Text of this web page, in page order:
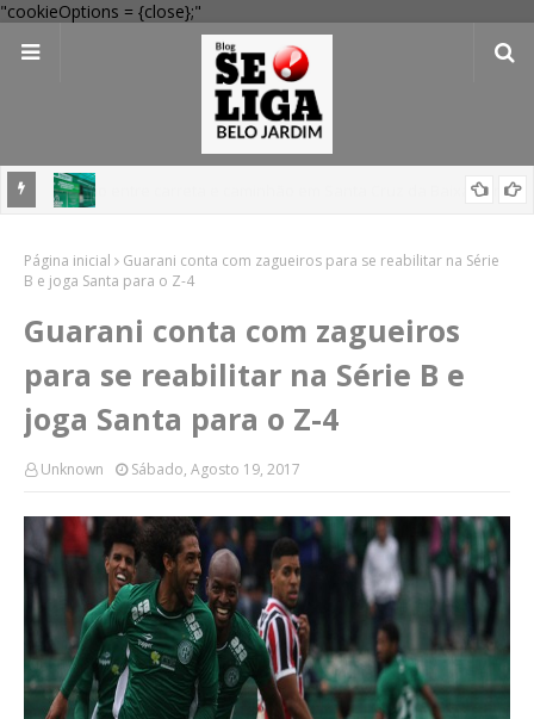
"cookieOptions = {close};"
compras
Página inicial
Guarani conta com zagueiros para se reabilitar na Série
B e joga Santa para o Z-4
Guarani conta com zagueiros
para se reabilitar na Série B e
joga Santa para o Z-4
Unknown Sábado, Agosto 19, 2017